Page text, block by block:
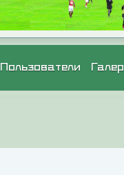
Пользователи